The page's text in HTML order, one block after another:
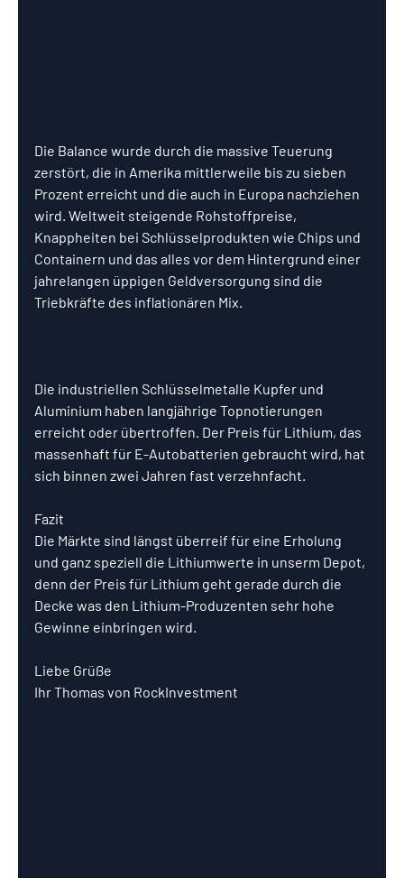
Die Balance wurde durch die massive Teuerung
zerstört, die in Amerika mittlerweile bis zu sieben
Prozent erreicht und die auch in Europa nachziehen
wird. Weltweit steigende Rohstoffpreise,
Knappheiten bei Schlüsselprodukten wie Chips und
Containern und das alles vor dem Hintergrund einer
jahrelangen üppigen Geldversorgung sind die
Triebkräfte des inflationären Mix.
Die industriellen Schlüsselmetalle Kupfer und
Aluminium haben langjährige Topnotierungen
erreicht oder übertroffen. Der Preis für Lithium, das
massenhaft für E-Autobatterien gebraucht wird, hat
sich binnen zwei Jahren fast verzehnfacht.
Fazit
Die Märkte sind längst überreif für eine Erholung
und ganz speziell die Lithiumwerte in unserm Depot,
denn der Preis für Lithium geht gerade durch die
Decke was den Lithium-Produzenten sehr hohe
Gewinne einbringen wird.
Liebe Grüße
Ihr Thomas von RockInvestment